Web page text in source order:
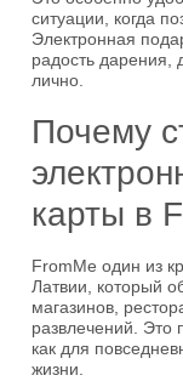
ситуации, когда
Электронная
радость дарения,
лично.
Почему
карты в
FromMe один из
Латвии, который
магазинов,
развлечений. Это
как для
жизни.